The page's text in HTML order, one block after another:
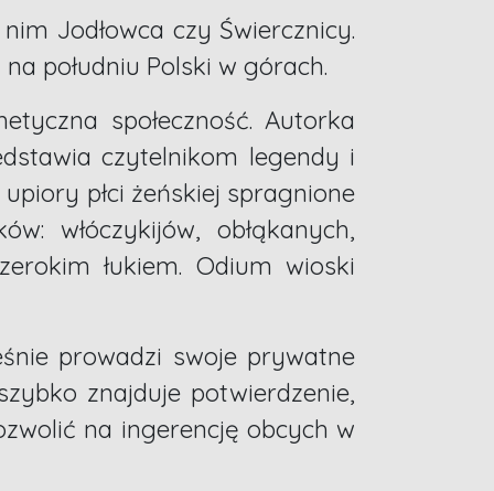
Jodłowca czy Świercznicy.
południu Polski w górach.
społeczność. Autorka
czytelnikom legendy i
płci żeńskiej spragnione
włóczykijów, obłąkanych,
łukiem. Odium wioski
prowadzi swoje prywatne
znajduje potwierdzenie,
na ingerencję obcych w